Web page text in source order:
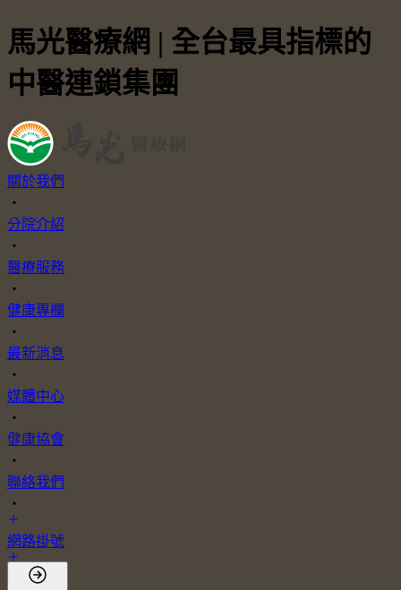
馬光醫療網 | 全台最具指標的
中醫連鎖集團
關於我們
・
分院介紹
・
醫療服務
・
健康專欄
・
最新消息
・
媒體中心
・
健康協會
・
聯絡我們
・
網路掛號
會員登入